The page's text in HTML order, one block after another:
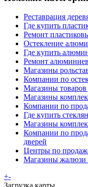
Реставрация
Где купить
Ремонт
Остекление
Где купить
Ремонт
Магазины
Компании по
Магазины товаров
Магазины
Компании по
Где купить
Магазины
Компании по
дверей
Центры по
Магазины жалюзи
+-